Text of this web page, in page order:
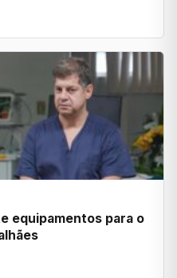
equipamentos para o